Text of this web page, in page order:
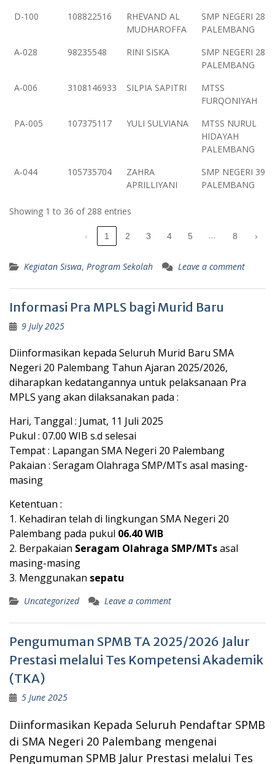
D-100
108822516
RHEVAND AL
MUDHAROFFA
SMP NEGERI 28
PALEMBANG
A-028
98235548 RINI SISKA
SMP NEGERI 28
PALEMBANG
A-006
3108146933 SILPIA SAPITRI
MTSS
FURQONIYAH
PA-005
107375117 YULI SULVIANA
MTSS NURUL
HIDAYAH
PALEMBANG
A-044
105735704
ZAHRA
APRILLIYANI
SMP NEGERI 39
PALEMBANG
Showing 1 to 36 of 288 entries
‹ 1 2 3 4 5 … 8 ›
Kegiatan Siswa, Program Sekolah Leave a comment
Informasi Pra MPLS bagi Murid Baru
9 July 2025
Diinformasikan kepada Seluruh Murid Baru SMA
Negeri 20 Palembang Tahun Ajaran 2025/2026,
diharapkan kedatangannya untuk pelaksanaan Pra
MPLS yang akan dilaksanakan pada :
Hari, Tanggal : Jumat, 11 Juli 2025
Pukul : 07.00 WIB s.d selesai
Tempat : Lapangan SMA Negeri 20 Palembang
Pakaian : Seragam Olahraga SMP/MTs asal masing-
masing
Ketentuan :
1. Kehadiran telah di lingkungan SMA Negeri 20
Palembang pada pukul 06.40 WIB
2. Berpakaian Seragam Olahraga SMP/MTsasal
masing-masing
3. Menggunakan sepatu
Uncategorized Leave a comment
Pengumuman SPMB TA 2025/2026 Jalur
Prestasi melalui Tes Kompetensi Akademik
(TKA)
5 June 2025
Diinformasikan Kepada Seluruh Pendaftar SPMB
di SMA Negeri 20 Palembang mengenai
Pengumuman SPMB Jalur Prestasi melalui Tes